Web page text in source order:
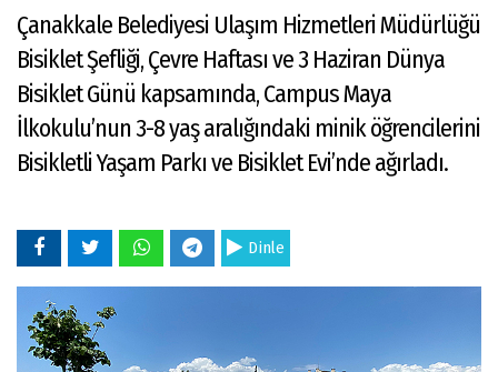
Çanakkale Belediyesi Ulaşım Hizmetleri Müdürlüğü
Bisiklet Şefliği, Çevre Haftası ve 3 Haziran Dünya
Bisiklet Günü kapsamında, Campus Maya
İlkokulu’nun 3-8 yaş aralığındaki minik öğrencilerini
Bisikletli Yaşam Parkı ve Bisiklet Evi’nde ağırladı.
Dinle